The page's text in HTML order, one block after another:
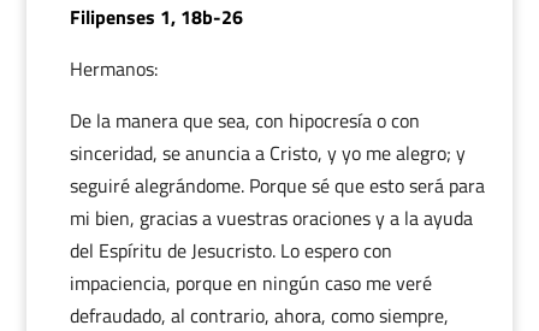
Filipenses 1, 18b-26
Hermanos:
De la manera que sea, con hipocresía o con
sinceridad, se anuncia a Cristo, y yo me alegro; y
seguiré alegrándome. Porque sé que esto será para
mi bien, gracias a vuestras oraciones y a la ayuda
del Espíritu de Jesucristo. Lo espero con
impaciencia, porque en ningún caso me veré
defraudado, al contrario, ahora, como siempre,